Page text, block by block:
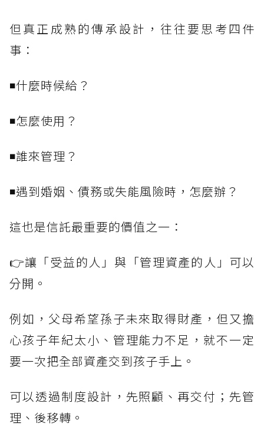
但真正成熟的傳承設計，往往要思考四件
事：
◾什麼時候給？
◾怎麼使用？
◾誰來管理？
◾遇到婚姻、債務或失能風險時，怎麼辦？
這也是信託最重要的價值之一：
👉讓「受益的人」與「管理資產的人」可以
分開。
例如，父母希望孫子未來取得財產，但又擔
心孩子年紀太小、管理能力不足，就不一定
要一次把全部資產交到孩子手上。
可以透過制度設計，先照顧、再交付；先管
理、後移轉。